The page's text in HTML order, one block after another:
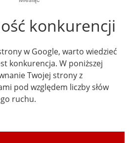
konkurencji
w Google, warto wiedzieć
konkurencja. W poniższej
Twojej strony z
pod względem liczby słów
ruchu.